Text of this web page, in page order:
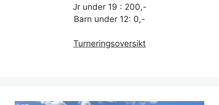
Jr under 19 : 200,-
Barn under 12: 0,-
Turneringsoversikt